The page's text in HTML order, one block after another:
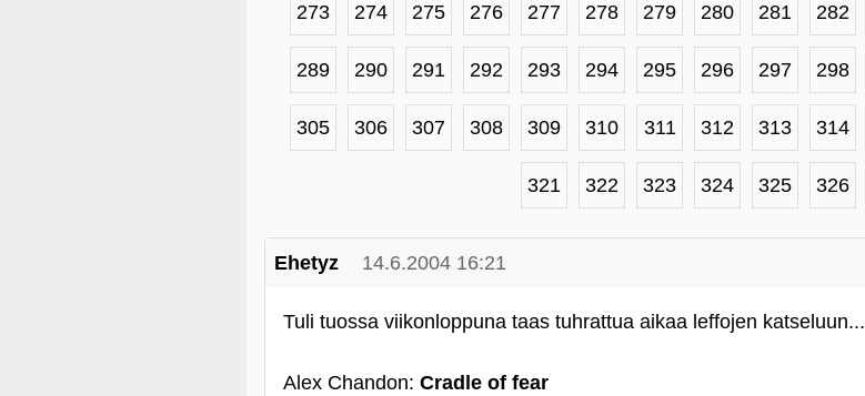
273 274 275 276 277 278 279 280 281 282
289 290 291 292 293 294 295 296 297 298
305 306 307 308 309 310 311 312 313 314
321 322 323 324 325 326
Ehetyz 14.6.2004 16:21
Tuli tuossa viikonloppuna taas tuhrattua aikaa leffojen katseluun...
Alex Chandon: Cradle of fear